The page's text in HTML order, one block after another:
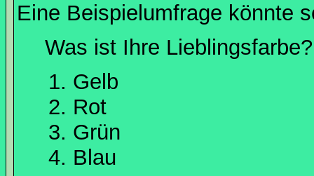
Eine Beispielumfrage könnte
Was ist Ihre Lieblingsfarbe?
Gelb
Rot
Grün
Blau